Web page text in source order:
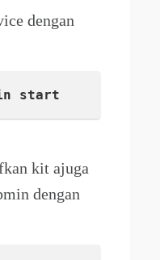
dengan
start
kit ajuga
dengan